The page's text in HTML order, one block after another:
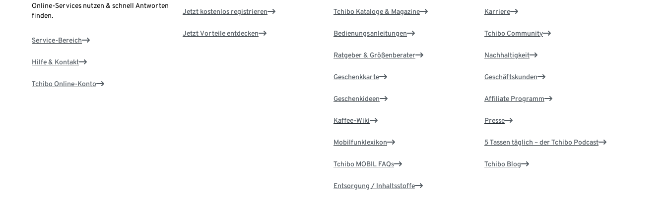
Online-Services nutzen & schnell Antworten
finden.
Service-Bereich
Hilfe & Kontakt
Tchibo Online-Konto
Jetzt kostenlos registrieren
Jetzt Vorteile entdecken
Tchibo Kataloge & Magazine
Bedienungsanleitungen
Ratgeber & Größenberater
Geschenkkarte
Geschenkideen
Kaffee-Wiki
Mobilfunklexikon
Tchibo MOBIL FAQs
Entsorgung / Inhaltsstoffe
Karriere
Tchibo Community
Nachhaltigkeit
Geschäftskunden
Affiliate Programm
Presse
5 Tassen täglich – der Tchibo Podcast
Tchibo Blog